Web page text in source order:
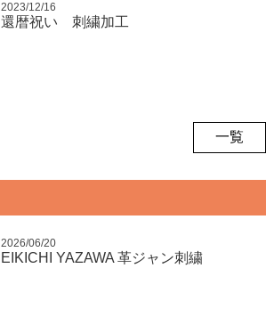
2023/12/16
還暦祝い 刺繍加工
一覧
2026/06/20
EIKICHI YAZAWA 革ジャン刺繍